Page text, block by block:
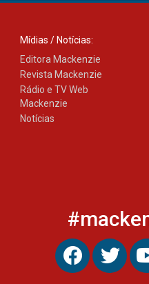
Mídias / Notícias:
Editora Mackenzie
Revista Mackenzie
Rádio e TV Web
Mackenzie
Notícias